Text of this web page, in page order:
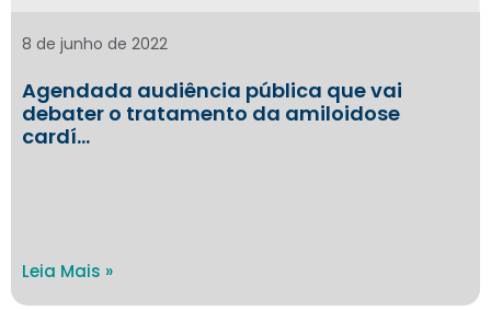
Agendada audiência pública que vai
debater o tratamento da amiloidose
cardí…
8 de junho de 2022
Leia Mais »